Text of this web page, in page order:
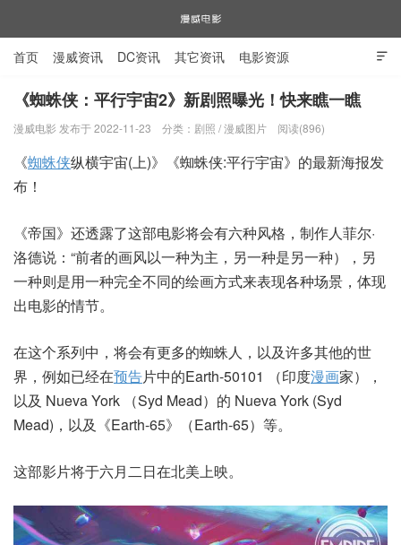

首页 漫威资讯 DC资讯 其它资讯 电影资源
电视剧资源 漫威图片
《蜘蛛侠：平行宇宙2》新剧照曝光！快来瞧一瞧
漫威电影 发布于 2022-11-23 分类： 剧照 /漫威图片 阅读(896)
《蜘蛛侠纵横宇宙(上)》《蜘蛛侠:平行宇宙》的最新海报发
布！
《帝国》还透露了这部电影将会有六种风格，制作人菲尔·
洛德说：“前者的画风以一种为主，另一种是另一种），另
一种则是用一种完全不同的绘画方式来表现各种场景，体现
出电影的情节。
在这个系列中，将会有更多的蜘蛛人，以及许多其他的世
界，例如已经在预告片中的Earth-50101 （印度漫画家），
以及 Nueva York （Syd Mead）的 Nueva York (Syd
Mead)，以及《Earth-65》（Earth-65）等。
这部影片将于六月二日在北美上映。